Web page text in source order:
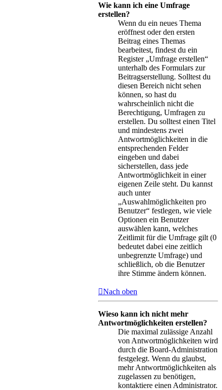
Wie kann ich eine Umfrage
erstellen?
Wenn du ein neues Thema
eröffnest oder den ersten
Beitrag eines Themas
bearbeitest, findest du ein
Register „Umfrage erstellen“
unterhalb des Formulars zur
Beitragserstellung. Solltest du
diesen Bereich nicht sehen
können, so hast du
wahrscheinlich nicht die
Berechtigung, Umfragen zu
erstellen. Du solltest einen Titel
und mindestens zwei
Antwortmöglichkeiten in die
entsprechenden Felder
eingeben und dabei
sicherstellen, dass jede
Antwortmöglichkeit in einer
eigenen Zeile steht. Du kannst
auch unter
„Auswahlmöglichkeiten pro
Benutzer“ festlegen, wie viele
Optionen ein Benutzer
auswählen kann, welches
Zeitlimit für die Umfrage gilt (0
bedeutet dabei eine zeitlich
unbegrenzte Umfrage) und
schließlich, ob die Benutzer
ihre Stimme ändern können.
Nach oben
Wieso kann ich nicht mehr
Antwortmöglichkeiten erstellen?
Die maximal zulässige Anzahl
von Antwortmöglichkeiten wird
durch die Board-Administration
festgelegt. Wenn du glaubst,
mehr Antwortmöglichkeiten als
zugelassen zu benötigen,
kontaktiere einen Administrator.